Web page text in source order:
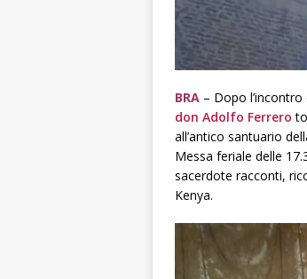
BRA – Dopo
don Adolfo Ferrero
all’antico santuario
Messa feriale delle
sacerdote racconti,
Kenya.